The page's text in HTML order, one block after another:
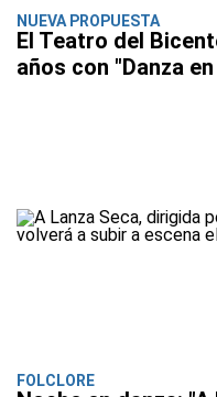
NUEVA PROPUESTA
El Teatro del
años con "Danza
FOLCLORE